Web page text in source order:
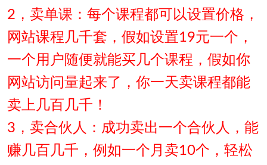
2，卖单课：每个课程都可以设置价格，
网站课程几千套，假如设置19元一个，
一个用户随便就能买几个课程，假如你
网站访问量起来了，你一天卖课程都能
卖上几百几千！
3，卖合伙人：成功卖出一个合伙人，能
赚几百几千，例如一个月卖10个，轻松